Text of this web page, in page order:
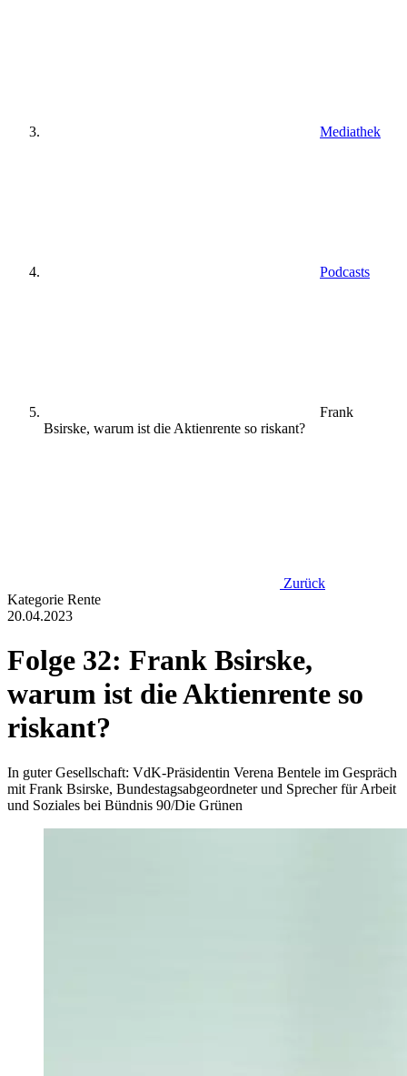
Mediathek
Podcasts
Frank
Bsirske, warum ist die Aktienrente so riskant?
Zurück
Kategorie Rente
20.04.2023
Folge 32: Frank Bsirske,
warum ist die Aktienrente so
riskant?
In guter Gesellschaft: VdK-Präsidentin Verena Bentele im Gespräch
mit Frank Bsirske, Bundestagsabgeordneter und Sprecher für Arbeit
und Soziales bei Bündnis 90/Die Grünen